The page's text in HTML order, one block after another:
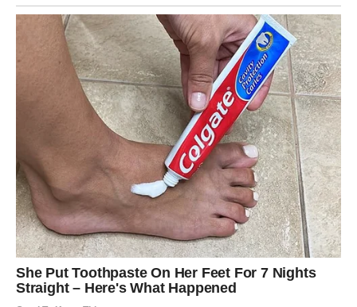
karmički krug i da ulazite u novu fazu.
Na emotivnom planu, Rak može da očekuje duboku
povezanost, razumevanje i osećaj da više ne mora da se
brani. Ako ste dugo želeli sigurnu ljubav, onu koja ne boli
i ne iscrpljuje, sada se otvaraju vrata upravo takvog
odnosa. Vaše srce konačno dobija ono što mu je oduvek
bilo potrebno.
ZAJEDNIČKA SUDBINSKA
PORUKA ZA OVA TRI ZNAKA
Iako su Jarac, Strelac i Rak veoma različiti, sada ih
povezuje ista energija – energija strpljenja koje se